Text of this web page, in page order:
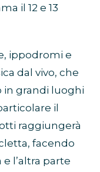
il 12 e 13
ippodromi e
dal vivo, che
in grandi luoghi
il
raggiungerà
facendo
l’altra parte